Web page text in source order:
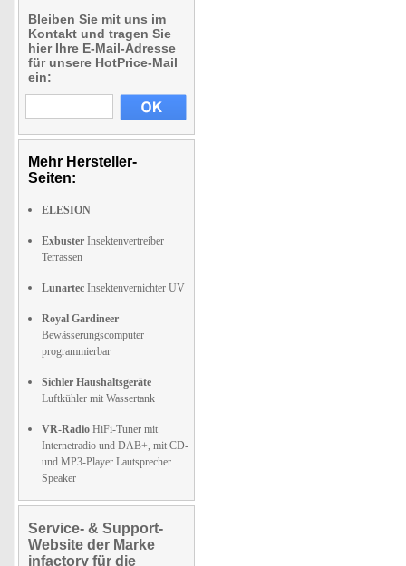
Bleiben Sie mit uns im
Kontakt und tragen Sie
hier Ihre E-Mail-Adresse
für unsere HotPrice-Mail
ein:
Mehr Hersteller-
Seiten:
ELESION
Exbuster Insektenvertreiber
Terrassen
Lunartec Insektenvernichter UV
Royal Gardineer
Bewässerungscomputer
programmierbar
Sichler Haushaltsgeräte
Luftkühler mit Wassertank
VR-Radio HiFi-Tuner mit
Internetradio und DAB+, mit CD-
und MP3-Player Lautsprecher
Speaker
Service- & Support-
Website der Marke
infactory für die